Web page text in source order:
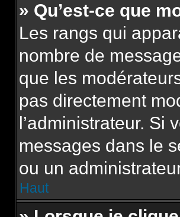
» Qu’est-ce que
Les rangs qui
nombre de
que les
pas directement
l’administrateur. Si
messages dans le
ou un
Haut